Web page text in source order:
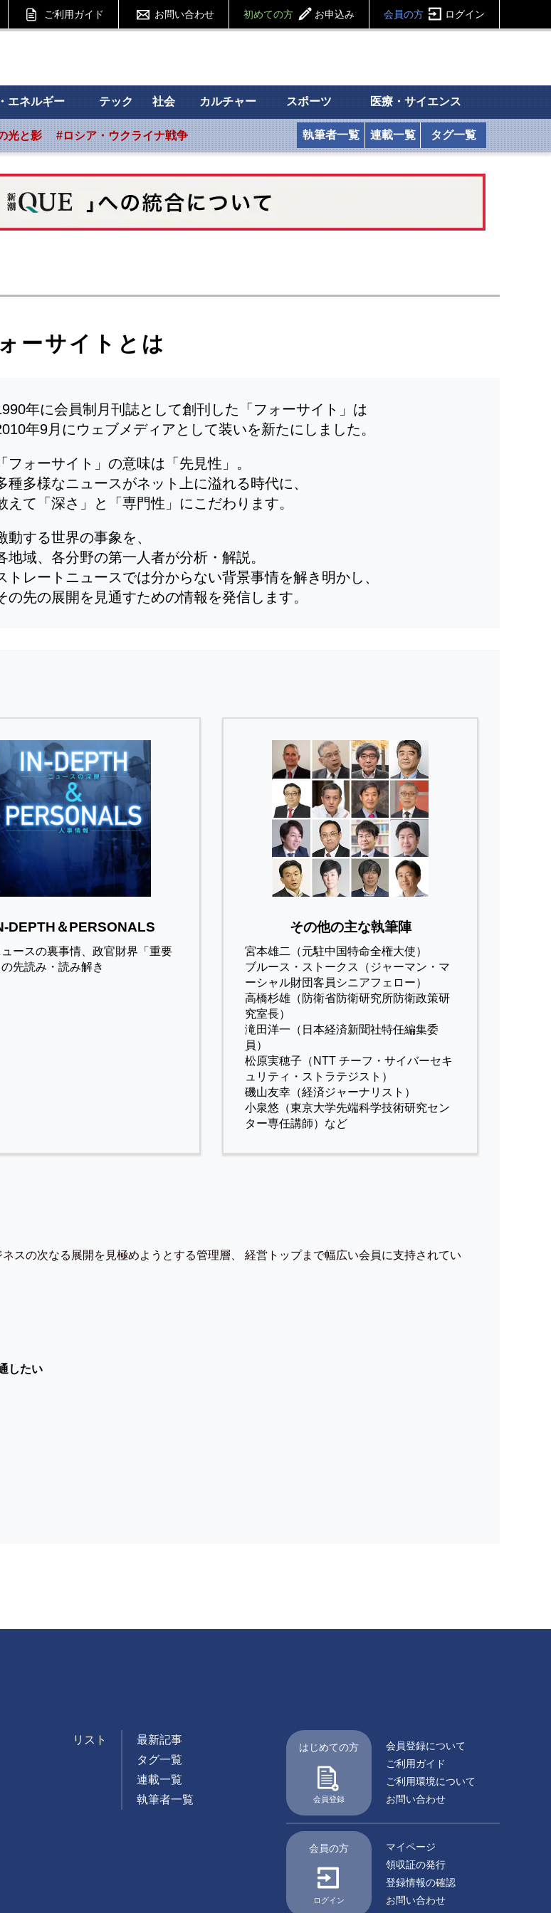
ご利用ガイド お問い合わせ 初めての方 お申込み 会員の方 ログイン
エネルギー テック 社会 カルチャー スポーツ 医療・サイエンス
光と影 #ロシア・ウクライナ戦争 執筆者一覧 連載一覧 タグ一覧
ーサイトとは
年に会員制月刊誌として創刊した「フォーサイト」は
年9月にウェブメディアとして装いを新たにしました。
「フォーサイト」の意味は「先見性」。
種多様なニュースがネット上に溢れる時代に、
えて「深さ」と「専門性」にこだわります。
動する世界の事象を、
地域、各分野の第一人者が分析・解説。
トレートニュースでは分からない背景事情を解き明かし、
の先の展開を見通すための情報を発信します。
DEPTH＆PERSONALS
ースの裏事情、政官財界「重要
先読み・読み解き
その他の主な執筆陣
宮本雄二（元駐中国特命全権大使）
ブルース・ストークス（ジャーマン・マ
ーシャル財団客員シニアフェロー）
高橋杉雄（防衛省防衛研究所防衛政策研
究室長）
滝田洋一（日本経済新聞社特任編集委
員）
松原実穂子（NTT チーフ・サイバーセキ
ュリティ・ストラテジスト）
磯山友幸（経済ジャーナリスト）
小泉悠（東京大学先端科学技術研究セン
ター専任講師）など
スの次なる展開を見極めようとする管理層、 経営トップまで幅広い会員に支持されてい
したい
リスト
最新記事
タグ一覧
連載一覧
執筆者一覧
はじめての方
会員登録
会員登録について
ご利用ガイド
ご利用環境について
お問い合わせ
会員の方
ログイン
マイページ
領収証の発行
登録情報の確認
お問い合わせ